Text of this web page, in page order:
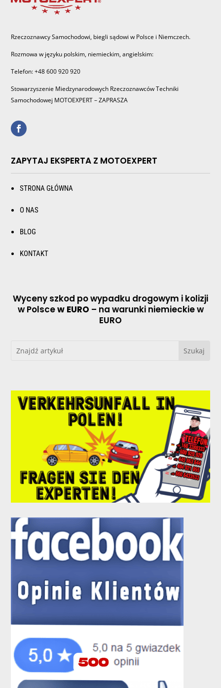
Rzeczoznawcy Samochodowi, biegli sądowi w Polsce i Niemczech.
Rozmowa w języku polskim, niemieckim, angielskim:
Telefon: +48 600 920 920
Stowarzyszenie Miedzynarodowych Rzeczoznawców Techniki
Samochodowej MOTOEXPERT – ZAPRASZA
ZAPYTAJ EKSPERTA Z MOTOEXPERT
STRONA GŁÓWNA
O NAS
BLOG
KONTAKT
Wyceny szkod po wypadku drogowym i kolizji
w Polscew EURO – na warunki niemieckie w
EURO